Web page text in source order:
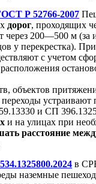
Р 52766-2007
дорог, проходящих
через 200—500 м (за
у перекрестка).
с учетом
объектов
устраивают
и СП
и на улицах при
расстояние
в
наземные